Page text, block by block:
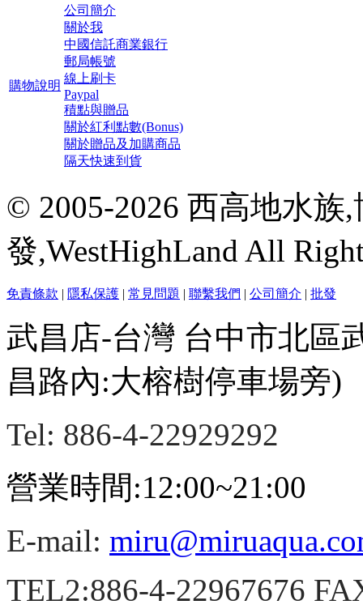
購物說明
公司簡介
關於我
中國信託商業銀行
郵局帳號
線上刷卡
Paypal
積點與贈品
關於紅利點數(Bonus)
關於贈品及加購商品
隔天快速到貨
© 2005-2026 西高地水族
發,WestHighLand All
免責條款 | 隱私保護 | 常見問題 | 聯繫我們 | 公司簡介 | 批發
武昌店-台灣 台中市北區
昌路內:大榕樹停車場旁)
Tel: 886-4-22929292
營業時間:12:00~21:00
E-mail:
TEL2:886-4-22967676